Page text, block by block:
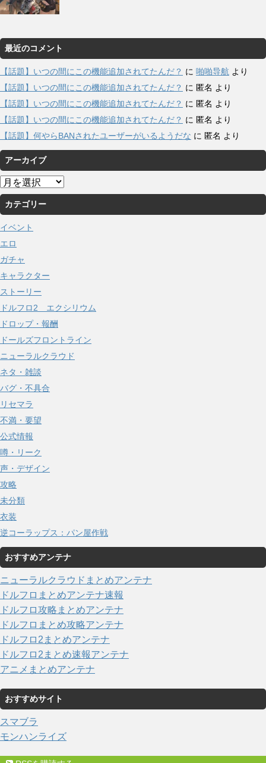
最近のコメント
【話題】いつの間にこの機能追加されてたんだ？ に 啪啪导航 より
【話題】いつの間にこの機能追加されてたんだ？ に 匿名 より
【話題】いつの間にこの機能追加されてたんだ？ に 匿名 より
【話題】いつの間にこの機能追加されてたんだ？ に 匿名 より
【話題】何やらBANされたユーザーがいるようだな に 匿名 より
アーカイブ
ア
ー
カ
イ
ブ
カテゴリー
イベント
エロ
ガチャ
キャラクター
ストーリー
ドルフロ2 エクシリウム
ドロップ・報酬
ドールズフロントライン
ニューラルクラウド
ネタ・雑談
バグ・不具合
リセマラ
不満・要望
公式情報
噂・リーク
声・デザイン
攻略
未分類
衣装
逆コーラップス：パン屋作戦
おすすめアンテナ
ニューラルクラウドまとめアンテナ
ドルフロまとめアンテナ速報
ドルフロ攻略まとめアンテナ
ドルフロまとめ攻略アンテナ
ドルフロ2まとめアンテナ
ドルフロ2まとめ速報アンテナ
アニメまとめアンテナ
おすすめサイト
スマブラ
モンハンライズ